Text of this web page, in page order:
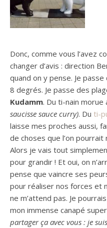
Donc, comme vous l’avez
changer d’avis : direction
quand on y pense. Je
8 degrés. Je passe des
Kudamm. Du ti-nain morue
saucisse sauce curry). Du ti-
laisse mes proches aussi,
de choses que l’on
Alors je vais tout
pour grandir ! Et oui, on
pense que vaincre ses
pour réaliser nos forces et
ne m’attend pas. Je
mon immense canapé
partager ça avec vous : je